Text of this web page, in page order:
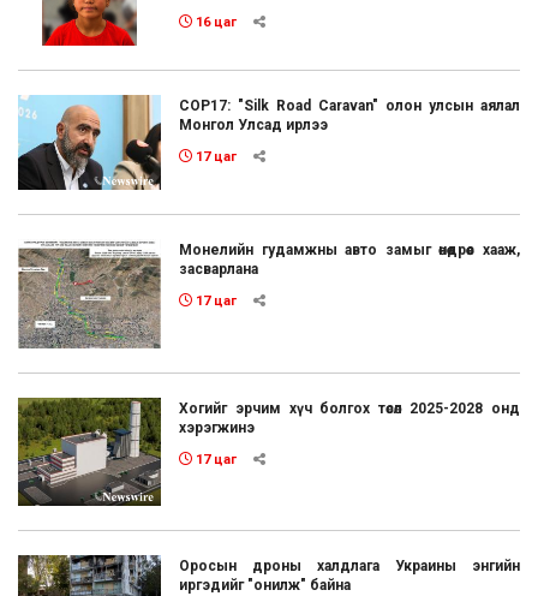
16 цаг
COP17: "Silk Road Caravan" олон улсын аялал
Монгол Улсад ирлээ
17 цаг
Монелийн гудамжны авто замыг өнөөдрөөс хааж,
засварлана
17 цаг
Хогийг эрчим хүч болгох төсөл 2025-2028 онд
хэрэгжинэ
17 цаг
Оросын дроны халдлага Украины энгийн
иргэдийг "онилж" байна